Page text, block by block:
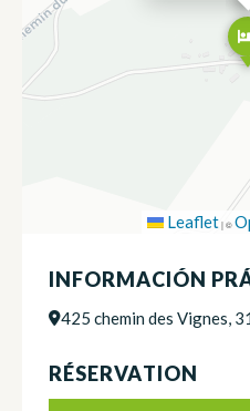
Leaflet|©
INFORMACIÓN
425 chemin des Vignes,
RÉSERVATION